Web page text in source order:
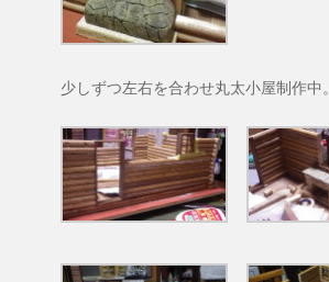
少しずつ左右を合わせ丸太小屋制作中。